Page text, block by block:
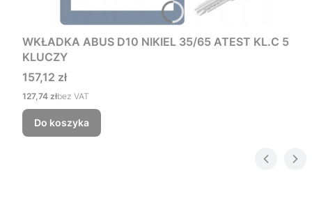
WKŁADKA ABUS D10 NIKIEL 35/65 ATEST KL.C 5
KLUCZY
Cena
157,12 zł
Cena
127,74 złbez VAT
Do koszyka